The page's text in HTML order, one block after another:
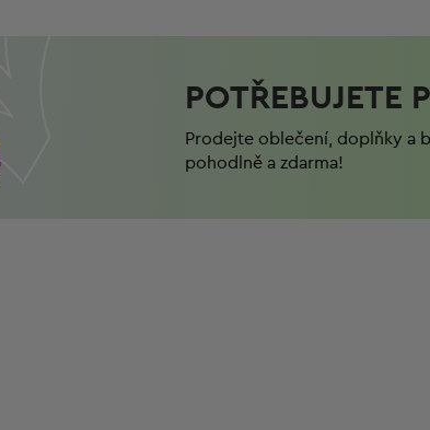
POTŘEBUJETE
Prodejte oblečení, doplňky a
pohodlně a zdarma!